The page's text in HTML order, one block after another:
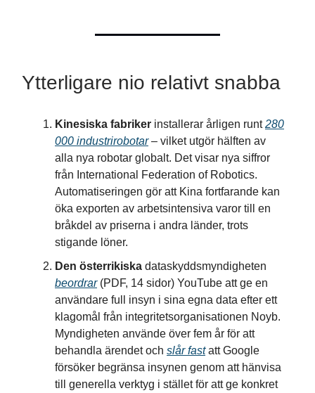
Ytterligare nio relativt snabba
Kinesiska fabriker installerar årligen runt280
000 industrirobotar– vilket utgör hälften av
alla nya robotar globalt. Det visar nya siffror
från International Federation of Robotics.
Automatiseringen gör att Kina fortfarande kan
öka exporten av arbetsintensiva varor till en
bråkdel av priserna i andra länder, trots
stigande löner.
Den österrikiska dataskyddsmyndigheten
beordrar(PDF, 14 sidor) YouTube att ge en
användare full insyn i sina egna data efter ett
klagomål från integritetsorganisationen Noyb.
Myndigheten använde över fem år för att
behandla ärendet och slår fastatt Google
försöker begränsa insynen genom att hänvisa
till generella verktyg i stället för att ge konkret